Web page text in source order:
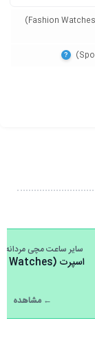
?
سایر ساعت مچی مردانه
اسپرت (Sport Watches)
← مشاهده